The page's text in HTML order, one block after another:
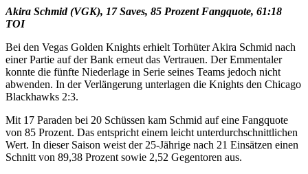
Akira Schmid (VGK), 17 Saves, 85 Prozent Fangquote, 61:18
TOI
Bei den Vegas Golden Knights erhielt Torhüter Akira Schmid nach
einer Partie auf der Bank erneut das Vertrauen. Der Emmentaler
konnte die fünfte Niederlage in Serie seines Teams jedoch nicht
abwenden. In der Verlängerung unterlagen die Knights den Chicago
Blackhawks 2:3.
Mit 17 Paraden bei 20 Schüssen kam Schmid auf eine Fangquote
von 85 Prozent. Das entspricht einem leicht unterdurchschnittlichen
Wert. In dieser Saison weist der 25-Jährige nach 21 Einsätzen einen
Schnitt von 89,38 Prozent sowie 2,52 Gegentoren aus.